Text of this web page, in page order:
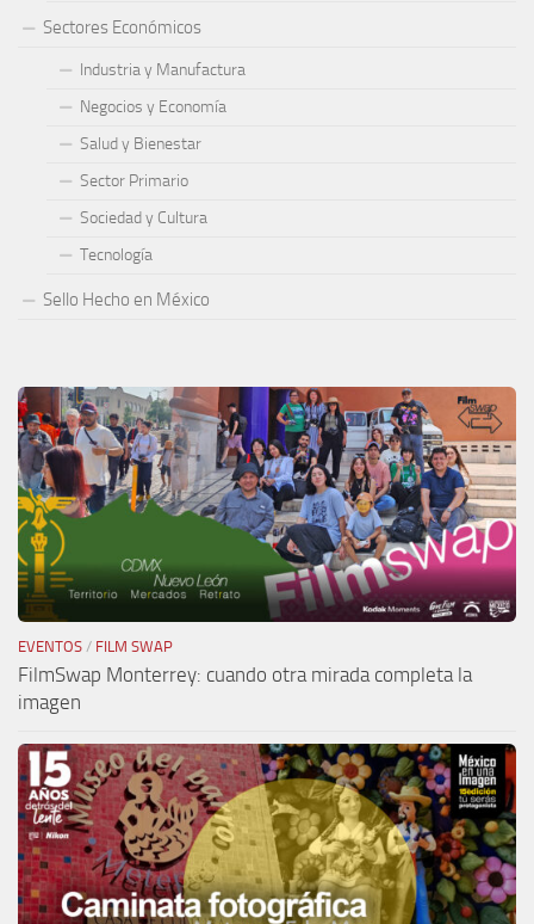
Sectores Económicos
Industria y Manufactura
Negocios y Economía
Salud y Bienestar
Sector Primario
Sociedad y Cultura
Tecnología
Sello Hecho en México
EVENTOS / FILM SWAP
FilmSwap Monterrey: cuando otra mirada completa la
imagen